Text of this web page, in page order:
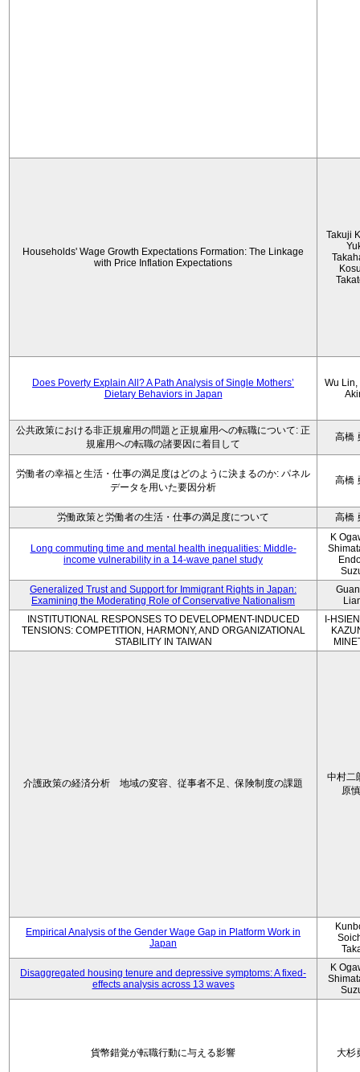
Households' Wage Growth Expectations Formation: The Linkage
with Price Inflation Expectations
Takuji
Does Poverty Explain All? A Path Analysis of Single Mothers’
Dietary Behaviors in Japan
Wu Lin,
公共政策における非正規雇用の問題と正規雇用への転職について: 正
規雇用への転職の諸要因に着目して
高橋
労働者の幸福と生活・仕事の満足度はどのように決まるのか: パネル
データを用いた要因分析
高橋
労働政策と労働者の生活・仕事の満足度について 高橋
Long commuting time and mental health inequalities: Middle-
income vulnerability in a 14-wave panel study
K
Generalized Trust and Support for Immigrant Rights in Japan:
Examining the Moderating Role of Conservative Nationalism
INSTITUTIONAL RESPONSES TO DEVELOPMENT-INDUCED
TENSIONS: COMPETITION, HARMONY, AND ORGANIZATIONAL
STABILITY IN TAIWAN
I-
介護政策の経済分析 地域の変容、従事者不足、保険制度の課題
中村二
原
Empirical Analysis of the Gender Wage Gap in Platform Work in
Japan
Disaggregated housing tenure and depressive symptoms: A fixed-
effects analysis across 13 waves
K
貨幣錯覚が転職行動に与える影響 大杉